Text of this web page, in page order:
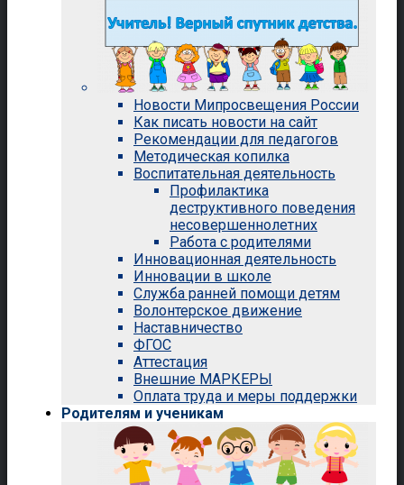
Новости Мипросвещения России
Как писать новости на сайт
Рекомендации для педагогов
Методическая копилка
Воспитательная деятельность
Профилактика
деструктивного поведения
несовершеннолетних
Работа с родителями
Инновационная деятельность
Инновации в школе
Служба ранней помощи детям
Волонтерское движение
Наставничество
ФГОС
Аттестация
Внешние МАРКЕРЫ
Оплата труда и меры поддержки
Родителям и ученикам